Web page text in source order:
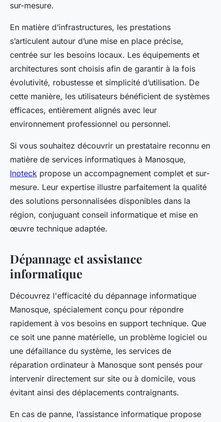
sur-mesure.
En matière d’infrastructures, les prestations
s’articulent autour d’une mise en place précise,
centrée sur les besoins locaux. Les équipements et
architectures sont choisis afin de garantir à la fois
évolutivité, robustesse et simplicité d’utilisation. De
cette manière, les utilisateurs bénéficient de systèmes
efficaces, entièrement alignés avec leur
environnement professionnel ou personnel.
Si vous souhaitez découvrir un prestataire reconnu en
matière de services informatiques à Manosque,
Inoteck propose un accompagnement complet et sur-
mesure. Leur expertise illustre parfaitement la qualité
des solutions personnalisées disponibles dans la
région, conjuguant conseil informatique et mise en
œuvre technique adaptée.
Dépannage et assistance
informatique
Découvrez l'efficacité du dépannage informatique
Manosque, spécialement conçu pour répondre
rapidement à vos besoins en support technique. Que
ce soit une panne matérielle, un problème logiciel ou
une défaillance du système, les services de
réparation ordinateur à Manosque sont pensés pour
intervenir directement sur site ou à domicile, vous
évitant ainsi des déplacements contraignants.
En cas de panne, l’assistance informatique propose